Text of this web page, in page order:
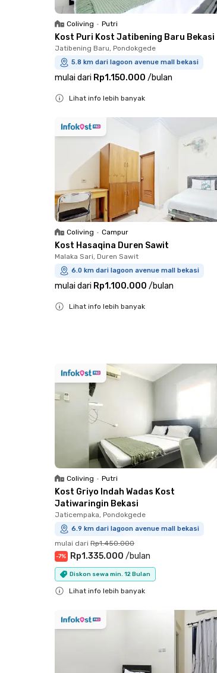
Coliving • Putri
Kost Puri Kost Jatibening Baru Bekasi
Jatibening Baru, Pondokgede
5.8 km dari lagoon avenue mall bekasi
mulai dari Rp1.150.000 /bulan
Lihat info lebih banyak
Coliving • Campur
Kost Hasaqina Duren Sawit
Malaka Sari, Duren Sawit
6.0 km dari lagoon avenue mall bekasi
mulai dari Rp1.100.000 /bulan
Lihat info lebih banyak
Coliving • Putri
Kost Griyo Indah Wadas Kost
Jatiwaringin Bekasi
Jaticempaka, Pondokgede
6.9 km dari lagoon avenue mall bekasi
mulai dari Rp1.450.000
-7% Rp1.335.000 /bulan
Diskon sewa min. 12 Bulan
Lihat info lebih banyak